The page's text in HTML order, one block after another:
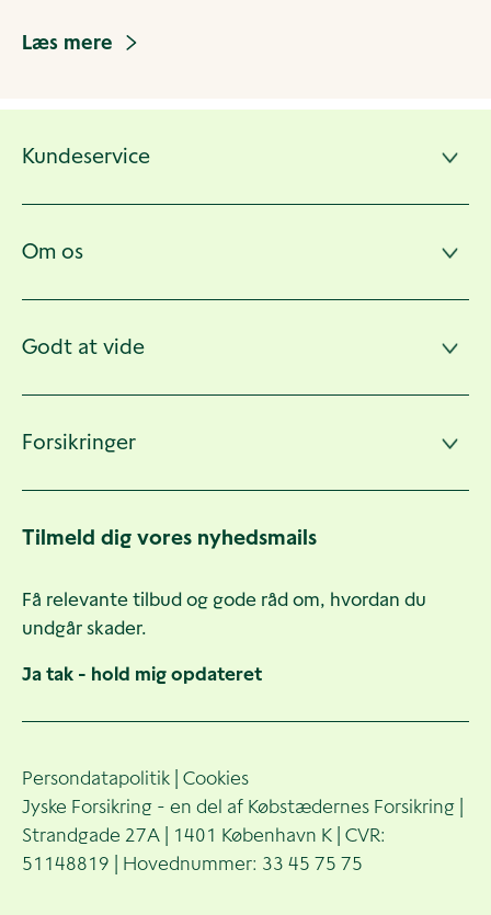
Læs mere
sider
Kundeservice
Om os
Godt at vide
Forsikringer
Tilmeld dig vores nyhedsmails
Få relevante tilbud og gode råd om, hvordan du
undgår skader.
Ja tak - hold mig opdateret
Persondatapolitik Cookies
Jyske Forsikring - en del af Købstædernes Forsikring |
Strandgade 27A | 1401 København K | CVR:
51148819 | Hovednummer: 33 45 75 75